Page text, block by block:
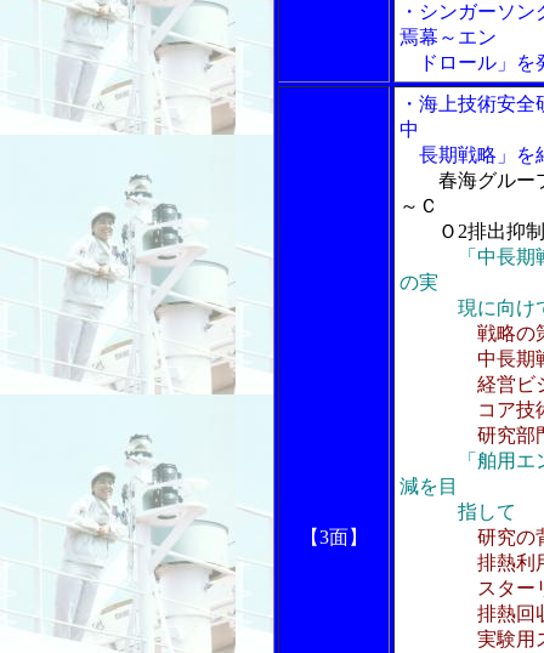
・シンガーソ
焉幕～エン
ドロール」を
【3面】
・海上技術安
中
長期戦略」を
春海グルー
～Ｃ
Ｏ2排出抑制
「中長期
の実
現に向け
戦略の
中長期戦
経営ビジョ
コア技術と
研究部門
「舶用
減を目
指して
研究の
排熱利用ス
スターリン
排熱回収シ
実験用スタ